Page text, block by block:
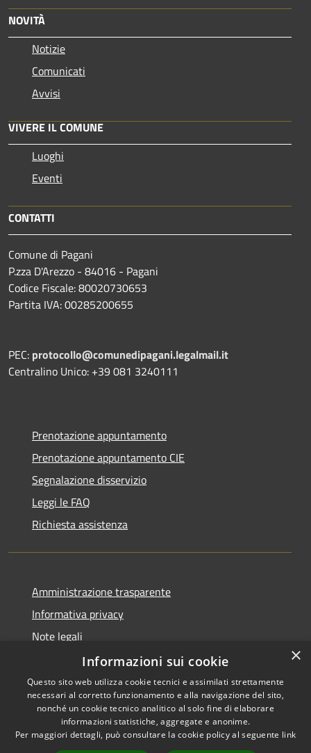
NOVITÀ
Notizie
Comunicati
Avvisi
VIVERE IL COMUNE
Luoghi
Eventi
CONTATTI
Comune di Pagani
P.zza D'Arezzo - 84016 - Pagani
Codice Fiscale: 80020730653
Partita IVA: 00285200655
PEC: protocollo@comunedipagani.legalmail.it
Centralino Unico: +39 081 3240111
Prenotazione appuntamento
Prenotazione appuntamento CIE
Segnalazione disservizio
Leggi le FAQ
Richiesta assistenza
Amministrazione trasparente
Informativa privacy
Note legali
Dichiarazione di accessibilità
RSS
Accessibilità
Copyright © 2026 • Comune di
×
Informazioni sui cookie
Questo sito web utilizza cookie tecnici e assimilati strettamente
necessari al corretto funzionamento e alla navigazione del sito,
nonché un cookie tecnico analitico al solo fine di elaborare
informazioni statistiche, aggregate e anonime.
Per maggiori dettagli, può consultare la cookie policy al seguente link